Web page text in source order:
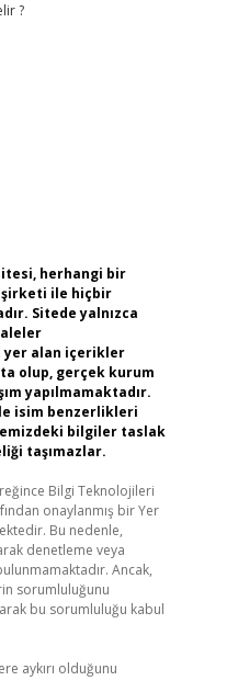
?
herhangi bir
şirketi ile hiçbir
Sitede yalnızca
yer alan içerikler
olup, gerçek kurum
yapılmamaktadır.
isim benzerlikleri
bilgiler taslak
taşımazlar.
Bilgi Teknolojileri
onaylanmış bir Yer
Bu nedenle,
denetleme veya
Ancak,
sorumluluğunu
bu sorumluluğu kabul
aykırı olduğunu